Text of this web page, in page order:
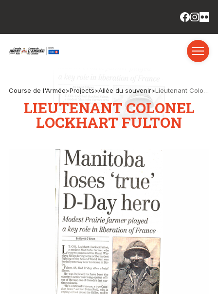
Course de l'Armée>Projects>Allée du souvenir> Lieutenant Colonel Lockhart Fulton
LIEUTENANT COLONEL
LOCKHART FULTON